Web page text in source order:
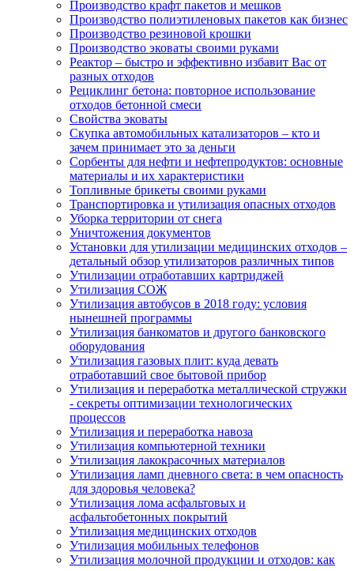
Производство крафт пакетов и мешков
Производство полиэтиленовых пакетов как бизнес
Производство резиновой крошки
Производство эковаты своими руками
Реактор – быстро и эффективно избавит Вас от
разных отходов
Рециклинг бетона: повторное использование
отходов бетонной смеси
Свойства эковаты
Скупка автомобильных катализаторов – кто и
зачем принимает это за деньги
Сорбенты для нефти и нефтепродуктов: основные
материалы и их характеристики
Топливные брикеты своими руками
Транспортировка и утилизация опасных отходов
Уборка территории от снега
Уничтожения документов
Установки для утилизации медицинских отходов –
детальный обзор утилизаторов различных типов
Утилизации отработавших картриджей
Утилизация СОЖ
Утилизация автобусов в 2018 году: условия
нынешней программы
Утилизация банкоматов и другого банковского
оборудования
Утилизация газовых плит: куда девать
отработавший свое бытовой прибор
Утилизация и переработка металлической стружки
- секреты оптимизации технологических
процессов
Утилизация и переработка навоза
Утилизация компьютерной техники
Утилизация лакокрасочных материалов
Утилизация ламп дневного света: в чем опасность
для здоровья человека?
Утилизация лома асфальтовых и
асфальтобетонных покрытий
Утилизация медицинских отходов
Утилизация мобильных телефонов
Утилизация молочной продукции и отходов: как